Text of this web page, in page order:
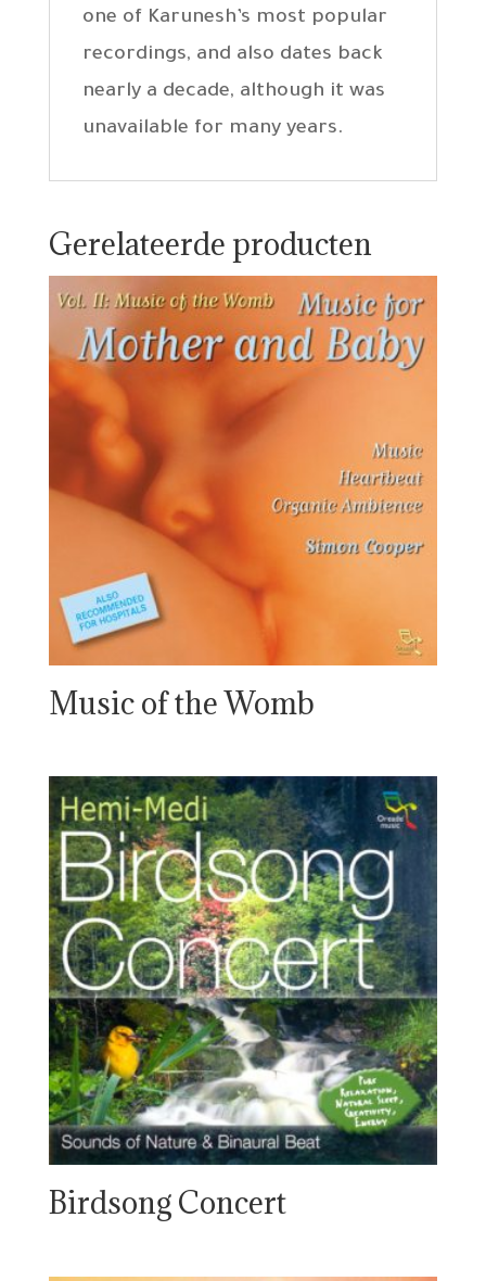
one of Karunesh’s most popular
recordings, and also dates back
nearly a decade, although it was
unavailable for many years.
Gerelateerde producten
Music of the Womb
Birdsong Concert